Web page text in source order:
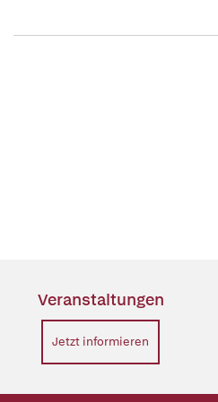
Veranstaltungen
Jetzt informieren